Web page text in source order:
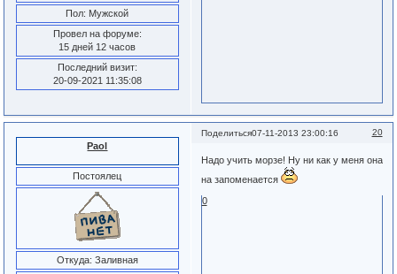
Пол: Мужской
Провел на форуме:
15 дней 12 часов
Последний визит:
20-09-2021 11:35:08
Поделиться 20
07-11-2013 23:00:16
Paol
Постоялец
Откуда: Заливная
Надо учить морзе! Ну ни как у меня она
на запоменается
0